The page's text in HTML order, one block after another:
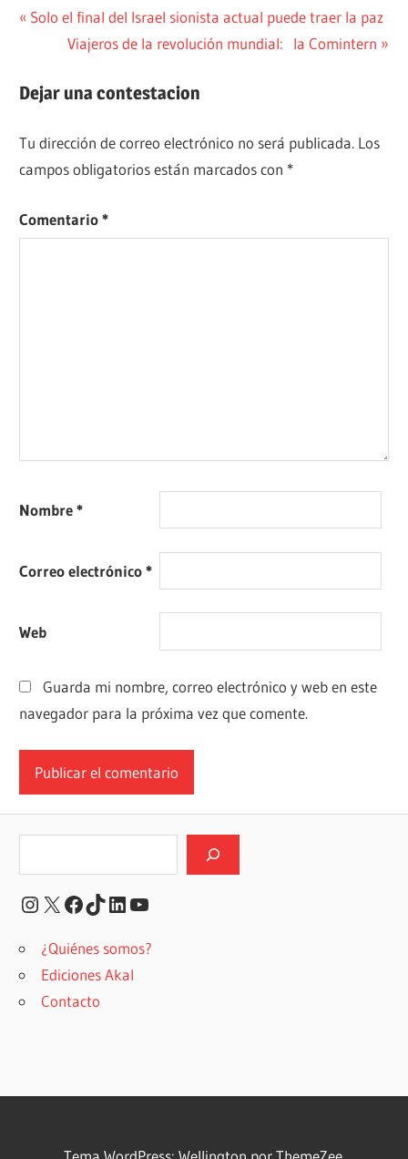
ACTUALIDAD
POLÍTICA
Navegación
entradas
Entrada
anterior:
Solo el final del Israel sionista actual puede traer la paz
Siguiente
Viajeros de la revolución mundial: la Comintern
Dejar una contestacion
Tu dirección de correo electrónico no será publicada. Los
campos obligatorios están marcados con *
Comentario*
Nombre*
Correo electrónico*
Web
Guarda mi nombre, correo electrónico y web en este
navegador para la próxima vez que comente.
Instagram
X Facebook
TikTok
LinkedIn
YouTube
¿Quiénes somos?
Ediciones Akal
Contacto